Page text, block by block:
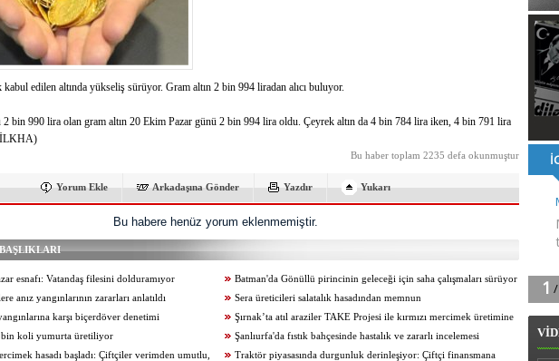
13:05- Öter: Çiftçinin kullandığı mazot, gübre ve ilaçtan ÖTV ve KDV alınmamalı
13:03- Batman Üniversitesinin 2026 YKS kontenjanı 2 bin 737'ye yükseldi
edilen altında yükseliş sürüyor. Gram altın 2 bin 994 liradan alıcı buluyor.
bin 990 lira olan gram altın 20 Ekim Pazar günü 2 bin 994 lira oldu. Çeyrek altın da 4 bin 784 lira iken, 4 bin 791 lira
Bu haber toplam 2235 defa okunmuştur
Yorum Ekle Arkadaşına Gönder Yazdır Yukarı
Bu habere henüz yorum eklenmemiştir.
esnafı: Vatandaş filesini dolduramıyor
Batman'da Gönüllü pirincinin geleceği için saha çalışmaları sürüyor
anız yangınlarının zararları anlatıldı
Sera üreticileri salatalık hasadından memnun
karşı biçerdöver denetimi
Şırnak’ta atıl araziler TAKE Projesi ile kırmızı mercimek üretimine
kazandırıldı
koli yumurta üretiliyor
Şanlıurfa'da fıstık bahçesinde hastalık ve zararlı incelemesi
hasadı başladı: Çiftçiler verimden umutlu,
Traktör piyasasında durgunluk derinleşiyor: Çiftçi finansmana